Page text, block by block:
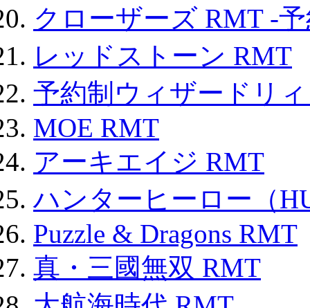
クローザーズ RMT -
レッドストーン RMT
予約制ウィザードリ
MOE RMT
アーキエイジ RMT
ハンターヒーロー（
Puzzle & Dragons RMT
真・三國無双 RMT